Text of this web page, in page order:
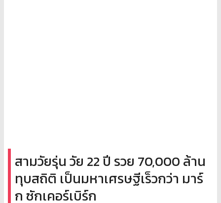
สามวัยรุ่น วัย 22 ปี รวย 70,000 ล้าน
ทุบสถิติ เป็นมหาเศรษฐีเร็วกว่า มาร์
ก ซักเคอร์เบิร์ก